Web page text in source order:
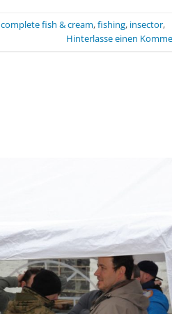
complete fish & cream,fishing, insector,
Hinterlasse einen